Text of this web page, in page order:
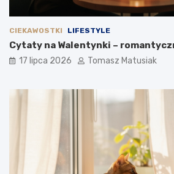
CIEKAWOSTKI LIFESTYLE
Cytaty na Walentynki –
17 lipca 2026 Tomasz Matusiak